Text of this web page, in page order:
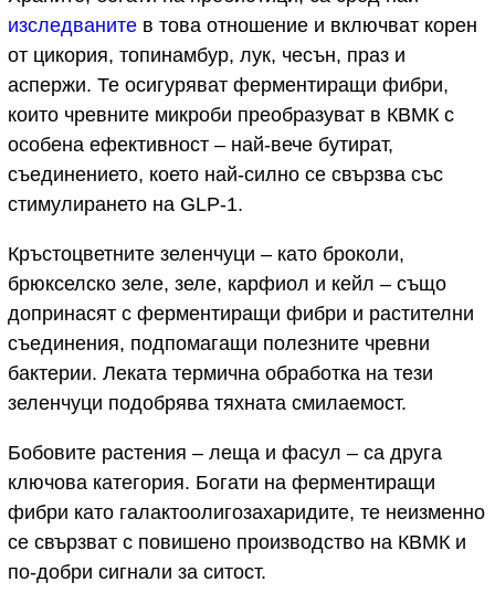
изследваните в това отношение и включват корен
от цикория, топинамбур, лук, чесън, праз и
аспержи. Те осигуряват ферментиращи фибри,
които чревните микроби преобразуват в КВМК с
особена ефективност – най-вече бутират,
съединението, което най-силно се свързва със
стимулирането на GLP-1.
Кръстоцветните зеленчуци – като броколи,
брюкселско зеле, зеле, карфиол и кейл – също
допринасят с ферментиращи фибри и растителни
съединения, подпомагащи полезните чревни
бактерии. Леката термична обработка на тези
зеленчуци подобрява тяхната смилаемост.
Бобовите растения – леща и фасул – са друга
ключова категория. Богати на ферментиращи
фибри като галактоолигозахаридите, те неизменно
се свързват с повишено производство на КВМК и
по-добри сигнали за ситост.